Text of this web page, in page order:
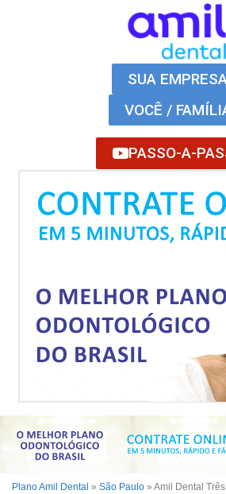
SUA
VOCÊ /
PASSO-A-
Plano Amil Dental » São Paulo » Amil Dental